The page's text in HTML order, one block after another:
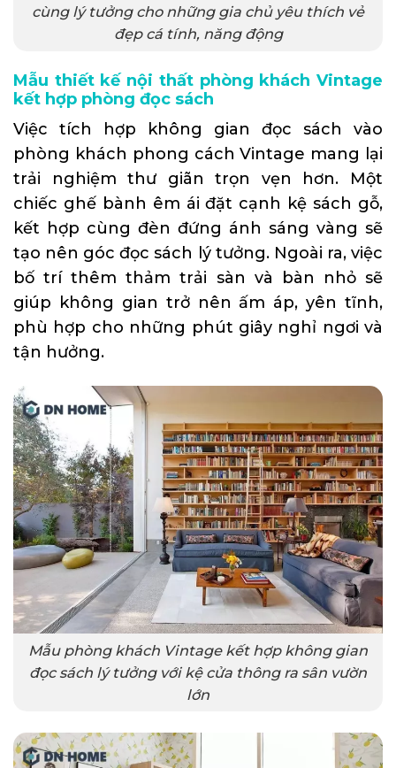
cùng lý tưởng cho những gia chủ yêu thích vẻ
đẹp cá tính, năng động
Mẫu thiết kế nội thất phòng khách Vintage
kết hợp phòng đọc sách
Việc tích hợp không gian đọc sách vào
phòng khách phong cách Vintage mang lại
trải nghiệm thư giãn trọn vẹn hơn. Một
chiếc ghế bành êm ái đặt cạnh kệ sách gỗ,
kết hợp cùng đèn đứng ánh sáng vàng sẽ
tạo nên góc đọc sách lý tưởng. Ngoài ra, việc
bố trí thêm thảm trải sàn và bàn nhỏ sẽ
giúp không gian trở nên ấm áp, yên tĩnh,
phù hợp cho những phút giây nghỉ ngơi và
tận hưởng.
Mẫu phòng khách Vintage kết hợp không gian
đọc sách lý tưởng với kệ cửa thông ra sân vườn
lớn